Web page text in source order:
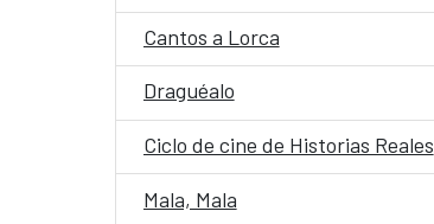
Cantos a Lorca
Draguéalo
Ciclo de cine de Historias Reales
Mala, Mala